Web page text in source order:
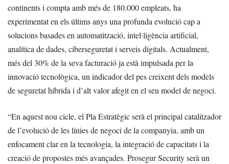
continents i compta amb més de 180.000 empleats, ha
experimentat en els últims anys una profunda evolució cap a
solucions basades en automatització, intel·ligència artificial,
analítica de dades, ciberseguretat i serveis digitals. Actualment,
més del 30% de la seva facturació ja està impulsada per la
innovació tecnològica, un indicador del pes creixent dels models
de seguretat híbrida i d’alt valor afegit en el seu model de negoci.
“En aquest nou cicle, el Pla Estratègic serà el principal catalitzador
de l’evolució de les línies de negoci de la companyia, amb un
enfocament clar en la tecnologia, la integració de capacitats i la
creació de propostes més avançades. Prosegur Security serà un